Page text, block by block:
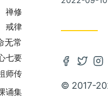
禅修
戒律
无常
七要
师传
诵集
Open
account
Open
© 2017-